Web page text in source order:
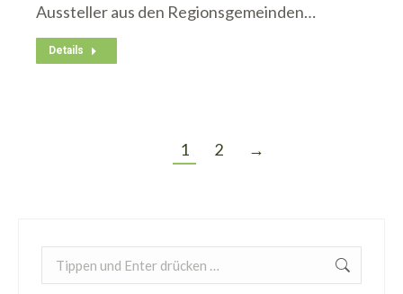
Aussteller aus den Regionsgemeinden…
Details
1 2 →
Search: